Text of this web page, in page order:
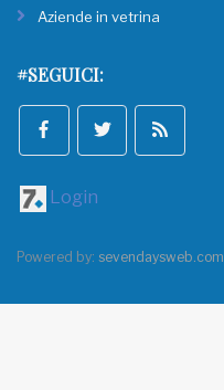
Aziende in vetrina
#SEGUICI:
Login
Powered by: sevendaysweb.com